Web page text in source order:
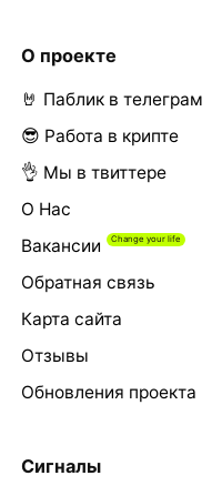
О проекте
🤘 Паблик в телеграм
😎 Работа в крипте
👌 Мы в твиттере
О Нас
Вакансии
Обратная связь
Карта сайта
Отзывы
Обновления проекта
Сигналы